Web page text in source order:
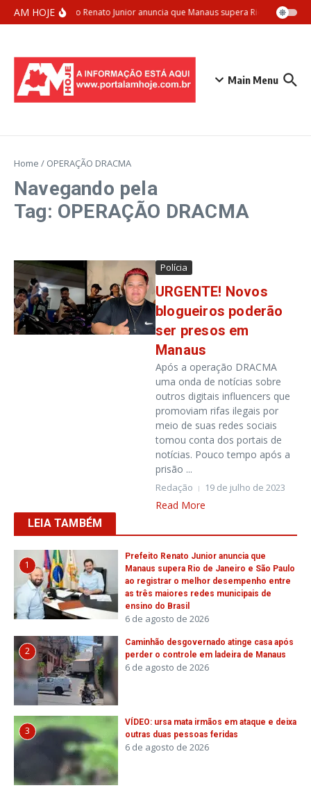
Ir para o conteúdo
AM HOJEPrefeito Renato Junior anuncia que Manaus supera Rio de
Main Menu
Home / OPERAÇÃO DRACMA
Navegando pela
Tag: OPERAÇÃO DRACMA
Polícia
URGENTE! Novos
blogueiros poderão
ser presos em
Manaus
Após a operação DRACMA
uma onda de notícias sobre
outros digitais influencers que
promoviam rifas ilegais por
meio de suas redes sociais
tomou conta dos portais de
notícias. Pouco tempo após a
prisão ...
Redação 19 de julho de 2023
Read More
LEIA TAMBÉM
1
Prefeito Renato Junior anuncia que
Manaus supera Rio de Janeiro e São Paulo
ao registrar o melhor desempenho entre
as três maiores redes municipais de
ensino do Brasil
6 de agosto de 2026
2
Caminhão desgovernado atinge casa após
perder o controle em ladeira de Manaus
6 de agosto de 2026
3
VÍDEO: ursa mata irmãos em ataque e deixa
outras duas pessoas feridas
6 de agosto de 2026